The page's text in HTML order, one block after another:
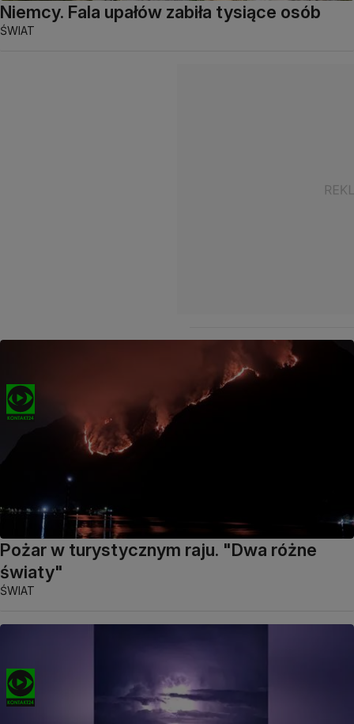
Niemcy. Fala upałów zabiła tysiące osób
ŚWIAT
Pożar w turystycznym raju. "Dwa różne
światy"
ŚWIAT